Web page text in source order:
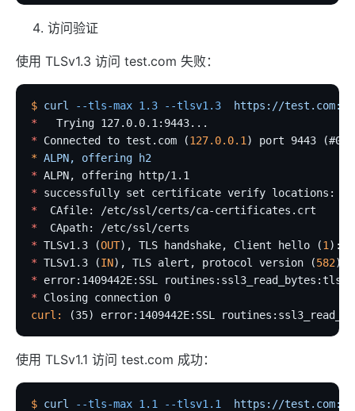
kafka-proxy
http-dubbo
API
Admin API
Control API
Status API
Apache APISIX Dashboard
Development
Build development environment with Dev Containers
源码安装 APISIX
在 Mac 上构建开发环境
通过 OpenSSL 3.0 使 APISIX 支持 FIPS 模式
外部插件
The Implementation of Plugin Runner
访问验证
使用 TLSv1.3 访问 test.com 失败：
$ curl --tls-max 1.3 --tlsv1.3
https://
*
   Trying 127.0.0.1:9443...
* Connected to test.com (127.0.0.1 ) port 9443 (#0)
* ALPN, offering h2
* ALPN, offering http/1.1
* successfully set certificate verify locations:
*
  CAfile: /etc/ssl/certs/ca-certificates.crt
*
  CApath: /etc/ssl/certs
* TLSv1.3 (OUT), TLS handshake, Client hello (1 ):
* TLSv1.3 (IN), TLS alert, protocol version (582):
* error:1409442E:SSL
* Closing connection 0
curl:
(35) error:1409442E:SSL
使用 TLSv1.1 访问 test.com 成功：
$ curl --tls-max 1.1 --tlsv1.1
https://